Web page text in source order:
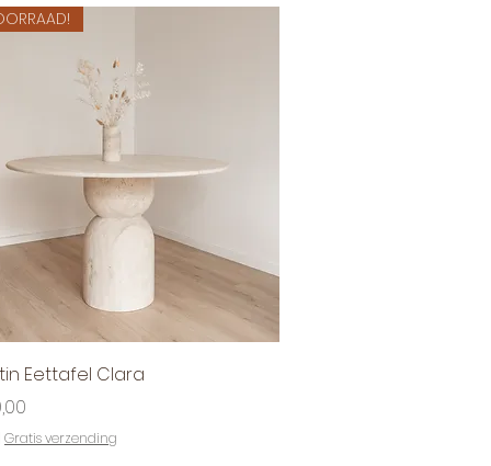
Snel overzicht
Eettafel Clara
Gratis verzending